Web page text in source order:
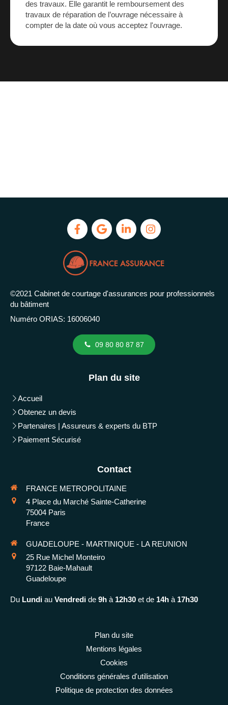
des travaux. Elle garantit le remboursement des
travaux de réparation de l’ouvrage nécessaire à
compter de la date où vous acceptez l'ouvrage.
©2021 Cabinet de courtage d'assurances pour professionnels
du bâtiment
Numéro ORIAS: 16006040
09 80 80 87 87
Plan du site
Accueil
Obtenez un devis
Partenaires | Assureurs & experts du BTP
Paiement Sécurisé
Contact
FRANCE METROPOLITAINE
4 Place du Marché Sainte-Catherine
75004 Paris
France
GUADELOUPE - MARTINIQUE - LA REUNION
25 Rue Michel Monteiro
97122 Baie-Mahault
Guadeloupe
Du Lundi au Vendredi de 9h à 12h30 et de 14h à 17h30
Plan du site
Mentions légales
Cookies
Conditions générales d'utilisation
Politique de protection des données